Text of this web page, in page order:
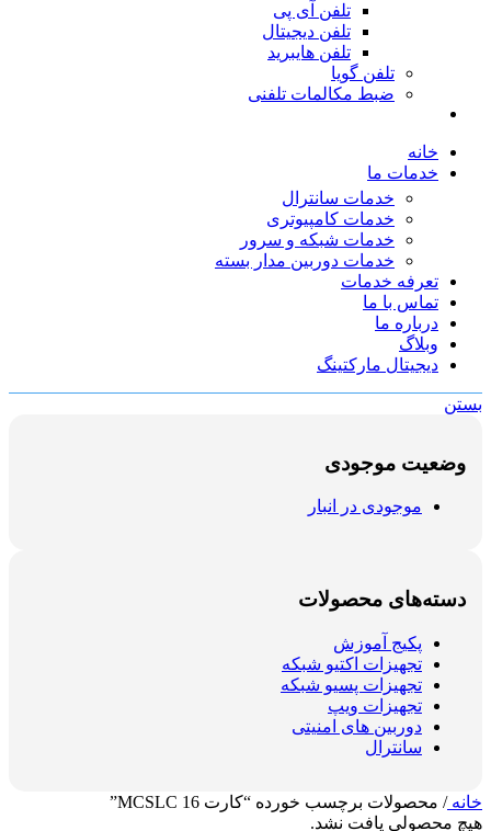
تلفن آی پی
تلفن دیجیتال
تلفن هایبرید
تلفن گویا
ضبط مکالمات تلفنی
خانه
خدمات ما
خدمات سانترال
خدمات کامپیوتری
خدمات شبکه و سرور
خدمات دوربین مدار بسته
تعرفه خدمات
تماس با ما
درباره ما
وبلاگ
دیجیتال مارکتینگ
بستن
وضعیت موجودی
موجودی در انبار
دسته‌های محصولات
پکیج آموزش
تجهیزات اکتیو شبکه
تجهیزات پسیو شبکه
تجهیزات ویپ
دوربین های امنیتی
سانترال
خانه/ محصولات برچسب خورده “کارت MCSLC 16”
هیچ محصولی یافت نشد.